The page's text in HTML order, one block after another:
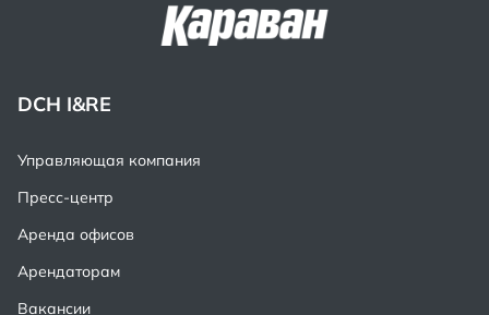
DCH I&RE
Управляющая компания
Пресс-центр
Аренда офисов
Арендаторам
Вакансии